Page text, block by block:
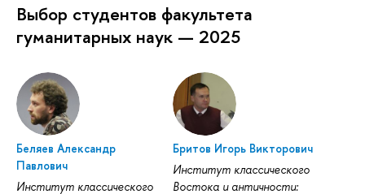
Выбор студентов факультета
гуманитарных наук — 2025
Беляев Александр
Павлович
Институт классического
Бритов Игорь Викторович
Институт классического
Востока и античности: